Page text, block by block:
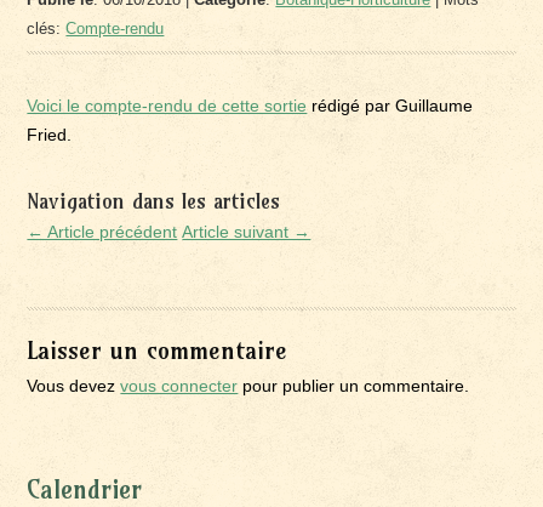
clés:Compte-rendu
Voici le compte-rendu de cette sortie rédigé par Guillaume
Fried.
Navigation dans les articles
← Article précédent Article suivant →
Laisser un commentaire
Vous devezvous connecter pour publier un commentaire.
Calendrier